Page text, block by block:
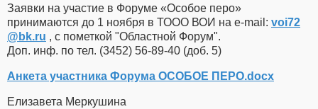
Заявки на участие в Форуме «Особое перо»
принимаются до 1 ноября в ТООО ВОИ на e-mail: voi72​
@ ​bk.ru , с пометкой "Областной Форум".
Доп. инф. по тел. (3452) 56-89-40 (доб. 5)
Анкета участника Форума ОСОБОЕ ПЕРО.docx
Елизавета Меркушина